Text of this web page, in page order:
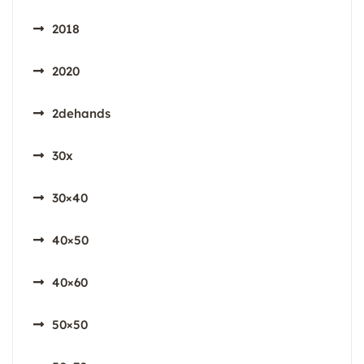
2018
2020
2dehands
30x
30×40
40×50
40×60
50×50